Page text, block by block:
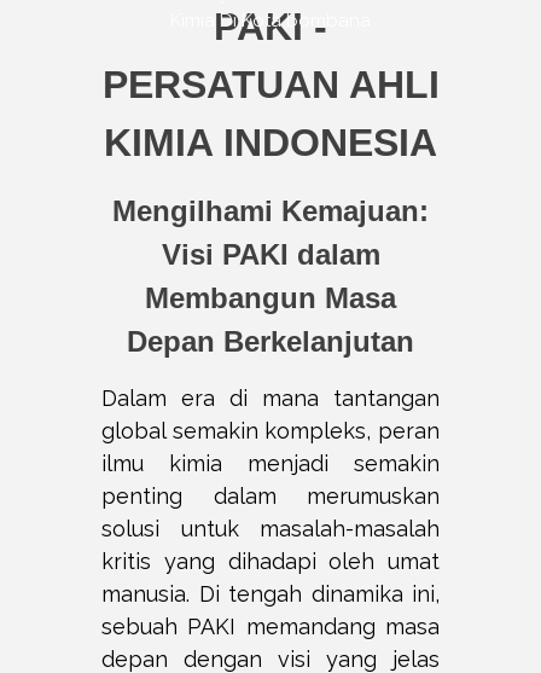
Kimia Di Kota bombana
PAKI -
PERSATUAN AHLI
KIMIA INDONESIA
Mengilhami Kemajuan:
Visi PAKI dalam
Membangun Masa
Depan Berkelanjutan
Dalam era di mana tantangan
global semakin kompleks, peran
ilmu kimia menjadi semakin
penting dalam merumuskan
solusi untuk masalah-masalah
kritis yang dihadapi oleh umat
manusia. Di tengah dinamika ini,
sebuah PAKI memandang masa
depan dengan visi yang jelas